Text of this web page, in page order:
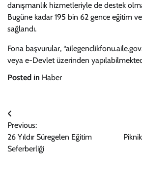
danışmanlık hizmetleriyle de destek
Bugüne kadar 195 bin 62 gence eğitim
sağlandı.
Fona başvurular,
veya e-Devlet üzerinden
Posted in Haber
Yazı
gezinmesi
Previous:
26 Yıldır Süregelen Eğitim
Seferberliği